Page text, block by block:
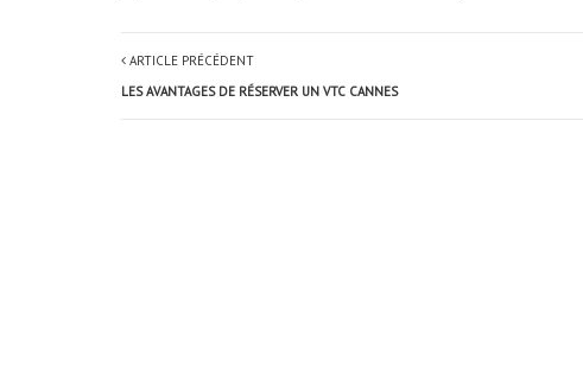
ARTICLE PRÉCÉDENT
LES AVANTAGES DE RÉSERVER UN VTC CANNES